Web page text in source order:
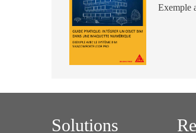
Exemple
Solutions